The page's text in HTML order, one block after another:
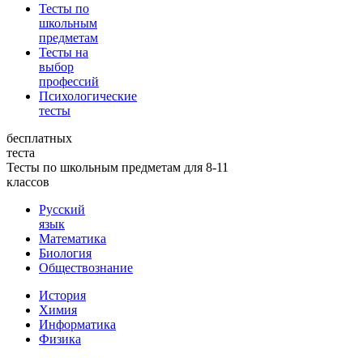
Тесты по
школьным
предметам
Тесты на
выбор
профессий
Психологические
тесты
бесплатных
теста
Тесты по школьным предметам для 8-11
классов
Русский
язык
Математика
Биология
Обществознание
История
Химия
Информатика
Физика